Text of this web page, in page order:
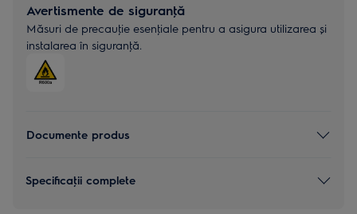
Avertismente de siguranţă
Măsuri de precauţie esenţiale pentru a asigura utilizarea și
instalarea în siguranţă.
Documente produs
Specificaţii complete